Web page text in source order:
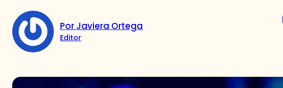
Por Javiera Ortega
Editor